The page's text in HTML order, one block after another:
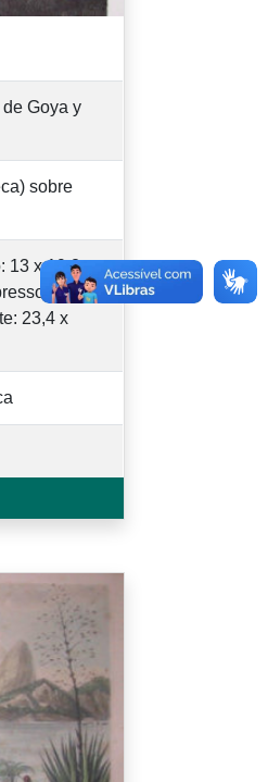
Goya y
sobre
13 x 19,2
16,1 x
23,4 x